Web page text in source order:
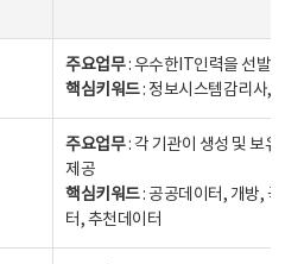
주요업무: 우수한IT인력을 선발
핵심키워드: 정보시스템감리사,
주요업무: 각 기관이 생성 및 보
제공
핵심키워드: 공공데이터, 개방,
터, 추천데이터